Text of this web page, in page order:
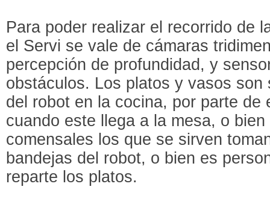
Para poder realizar el recorrido de
el Servi se vale de cámaras
percepción de profundidad, y
obstáculos. Los platos y vasos
del robot en la cocina, por parte de
cuando este llega a la mesa, o
comensales los que se sirven
bandejas del robot, o bien es
reparte los platos.